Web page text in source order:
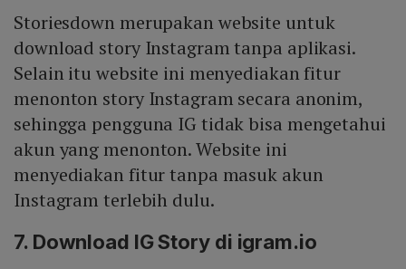
Storiesdown merupakan website untuk
download story Instagram tanpa aplikasi.
Selain itu website ini menyediakan fitur
menonton story Instagram secara anonim,
sehingga pengguna IG tidak bisa mengetahui
akun yang menonton. Website ini
menyediakan fitur tanpa masuk akun
Instagram terlebih dulu.
7. Download IG Story di igram.io